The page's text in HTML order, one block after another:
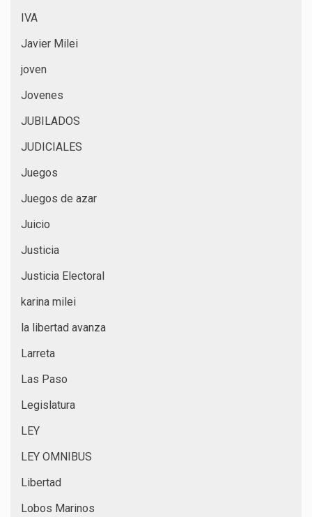
IVA
Javier Milei
joven
Jovenes
JUBILADOS
JUDICIALES
Juegos
Juegos de azar
Juicio
Justicia
Justicia Electoral
karina milei
la libertad avanza
Larreta
Las Paso
Legislatura
LEY
LEY OMNIBUS
Libertad
Lobos Marinos